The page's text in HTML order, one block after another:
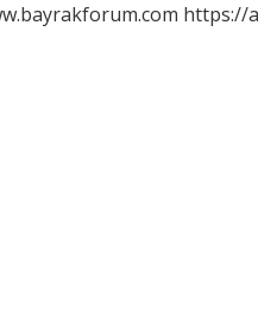
https://